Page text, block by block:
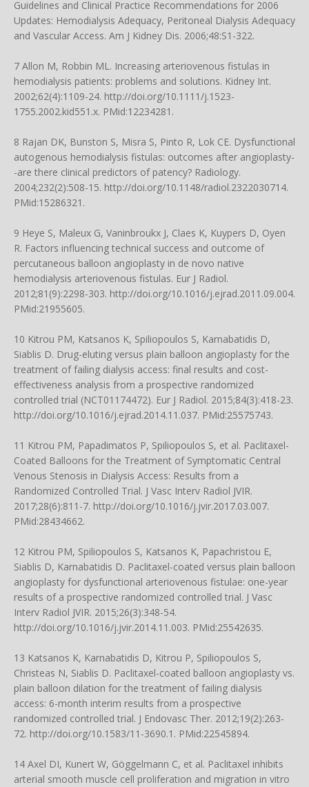
Guidelines and Clinical Practice Recommendations for 2006
Updates: Hemodialysis Adequacy, Peritoneal Dialysis Adequacy
and Vascular Access. Am J Kidney Dis. 2006;48:S1-322.
7 Allon M, Robbin ML. Increasing arteriovenous fistulas in
hemodialysis patients: problems and solutions. Kidney Int.
2002;62(4):1109-24. http://doi.org/10.1111/j.1523-
1755.2002.kid551.x. PMid:12234281.
8 Rajan DK, Bunston S, Misra S, Pinto R, Lok CE. Dysfunctional
autogenous hemodialysis fistulas: outcomes after angioplasty-
-are there clinical predictors of patency? Radiology.
2004;232(2):508-15. http://doi.org/10.1148/radiol.2322030714.
PMid:15286321.
9 Heye S, Maleux G, Vaninbroukx J, Claes K, Kuypers D, Oyen
R. Factors influencing technical success and outcome of
percutaneous balloon angioplasty in de novo native
hemodialysis arteriovenous fistulas. Eur J Radiol.
2012;81(9):2298-303. http://doi.org/10.1016/j.ejrad.2011.09.004.
PMid:21955605.
10 Kitrou PM, Katsanos K, Spiliopoulos S, Karnabatidis D,
Siablis D. Drug-eluting versus plain balloon angioplasty for the
treatment of failing dialysis access: final results and cost-
effectiveness analysis from a prospective randomized
controlled trial (NCT01174472). Eur J Radiol. 2015;84(3):418-23.
http://doi.org/10.1016/j.ejrad.2014.11.037. PMid:25575743.
11 Kitrou PM, Papadimatos P, Spiliopoulos S, et al. Paclitaxel-
Coated Balloons for the Treatment of Symptomatic Central
Venous Stenosis in Dialysis Access: Results from a
Randomized Controlled Trial. J Vasc Interv Radiol JVIR.
2017;28(6):811-7. http://doi.org/10.1016/j.jvir.2017.03.007.
PMid:28434662.
12 Kitrou PM, Spiliopoulos S, Katsanos K, Papachristou E,
Siablis D, Karnabatidis D. Paclitaxel-coated versus plain balloon
angioplasty for dysfunctional arteriovenous fistulae: one-year
results of a prospective randomized controlled trial. J Vasc
Interv Radiol JVIR. 2015;26(3):348-54.
http://doi.org/10.1016/j.jvir.2014.11.003. PMid:25542635.
13 Katsanos K, Karnabatidis D, Kitrou P, Spiliopoulos S,
Christeas N, Siablis D. Paclitaxel-coated balloon angioplasty vs.
plain balloon dilation for the treatment of failing dialysis
access: 6-month interim results from a prospective
randomized controlled trial. J Endovasc Ther. 2012;19(2):263-
72. http://doi.org/10.1583/11-3690.1 . PMid:22545894.
14 Axel DI, Kunert W, Göggelmann C, et al. Paclitaxel inhibits
arterial smooth muscle cell proliferation and migration in vitro